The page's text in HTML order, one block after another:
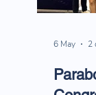
6 May 2